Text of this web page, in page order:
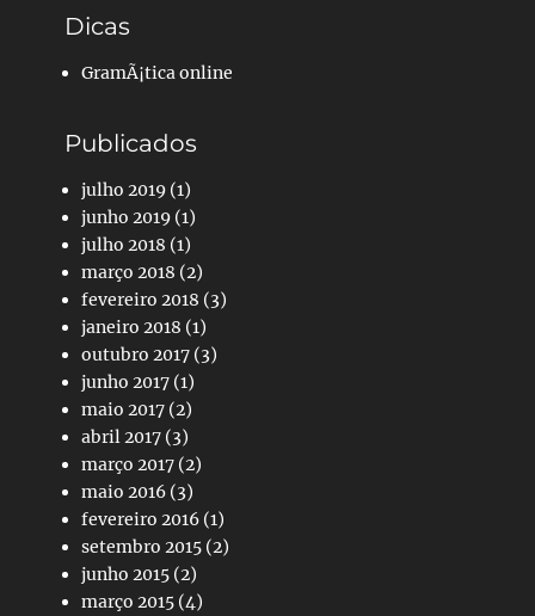
Dicas
GramÃ¡tica online
Publicados
julho 2019 (1)
junho 2019 (1)
julho 2018 (1)
março 2018 (2)
fevereiro 2018 (3)
janeiro 2018 (1)
outubro 2017 (3)
junho 2017 (1)
maio 2017 (2)
abril 2017 (3)
março 2017 (2)
maio 2016 (3)
fevereiro 2016 (1)
setembro 2015 (2)
junho 2015 (2)
março 2015 (4)